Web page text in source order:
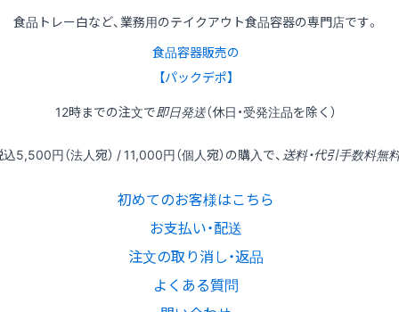
食品トレー白など、業務用のテイクアウト食品容器の専門店です。
食品容器販売の
【パックデポ】
12時までの注文で即日発送（休日・受発注品を除く）
込5,500円（法人宛） / 11,000円（個人宛）の購入で、 送料・代引手数料無
初めてのお客様はこちら
お支払い・配送
注文の取り消し・返品
よくある質問